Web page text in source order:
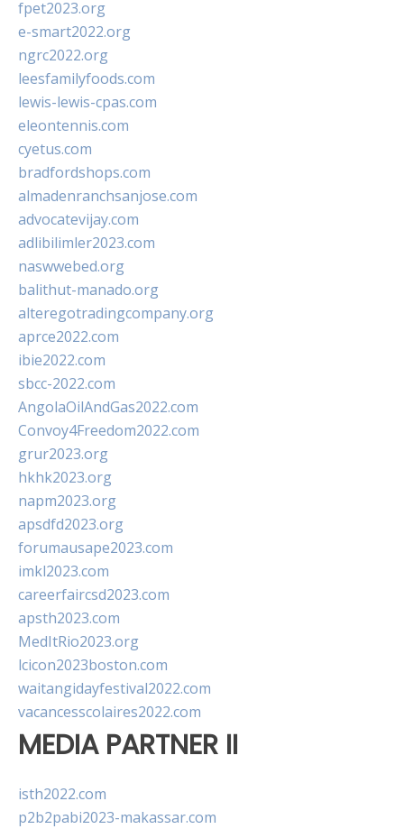
fpet2023.org
e-smart2022.org
ngrc2022.org
leesfamilyfoods.com
lewis-lewis-cpas.com
eleontennis.com
cyetus.com
bradfordshops.com
almadenranchsanjose.com
advocatevijay.com
adlibilimler2023.com
naswwebed.org
balithut-manado.org
alteregotradingcompany.org
aprce2022.com
ibie2022.com
sbcc-2022.com
AngolaOilAndGas2022.com
Convoy4Freedom2022.com
grur2023.org
hkhk2023.org
napm2023.org
apsdfd2023.org
forumausape2023.com
imkl2023.com
careerfaircsd2023.com
apsth2023.com
MedItRio2023.org
lcicon2023boston.com
waitangidayfestival2022.com
vacancesscolaires2022.com
MEDIA PARTNER II
isth2022.com
p2b2pabi2023-makassar.com